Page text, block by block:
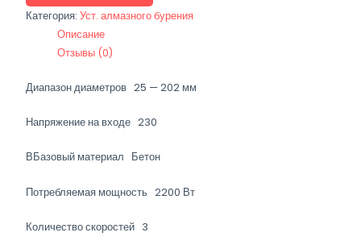
алмазного
бурения
Категория:Уст. алмазного бурения
Описание
Отзывы (0)
Диапазон диаметров 25 — 202 мм
Напряжение на входе 230
ВБазовый материал Бетон
Потребляемая мощность 2200 Вт
Количество скоростей 3